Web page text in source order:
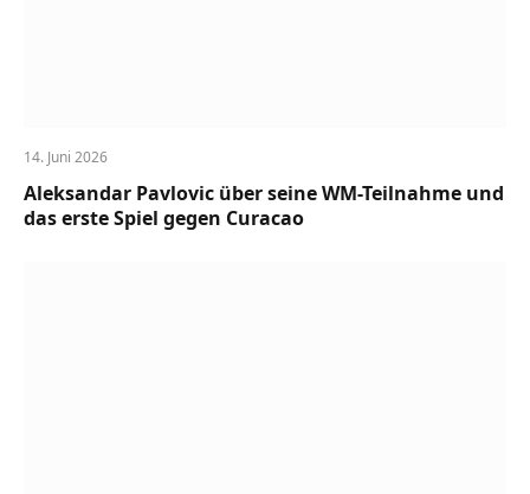
14. Juni 2026
Aleksandar Pavlovic über seine WM-Teilnahme und
das erste Spiel gegen Curacao